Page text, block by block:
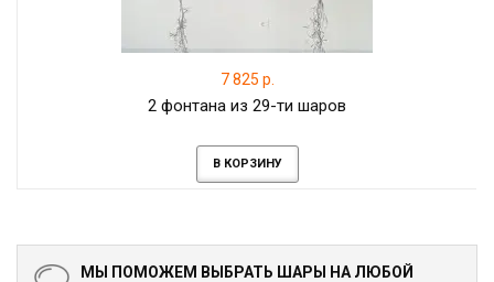
7 825 р.
2 фонтана из 29-ти шаров
В КОРЗИНУ
МЫ ПОМОЖЕМ ВЫБРАТЬ ШАРЫ НА ЛЮБОЙ